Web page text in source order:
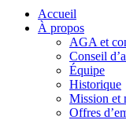
Accueil
À propos
AGA et
Conseil
Équipe
Historique
Mission et
Offres